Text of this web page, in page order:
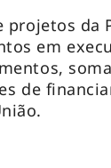
da
em
de